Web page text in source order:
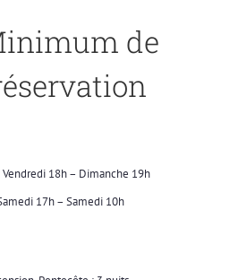
de
Vendredi 18h – Dimanche 19h
17h – Samedi 10h